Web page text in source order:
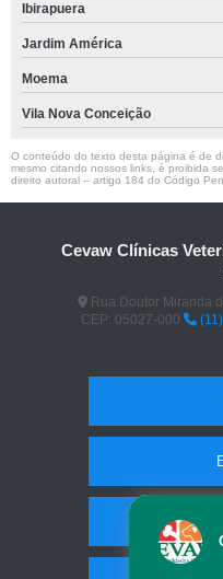
Ibirapuera
Jardim América
Moema
Vila Nova Conceição
O conteúdo do texto desta página é de
mesmo citando nossos links, é proibida
direito autoral – artigo 184 do Código
Cevaw Clínicas
Rua Doutor Miranda
CEP: 05027-000